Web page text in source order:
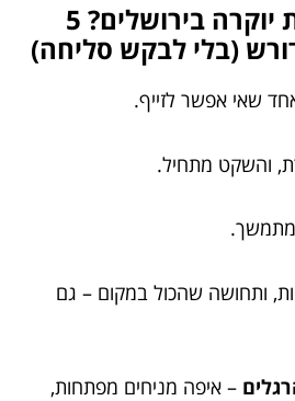
ומה קורה בדירת יוקרה בירושלים? 5
(בלי לבקש סליחה)
שאי אפשר לזייף.
והשקט מתחיל.
מתמשך.
ותחושה שהכול במקום – גם
– איפה מניחים מפתחות,